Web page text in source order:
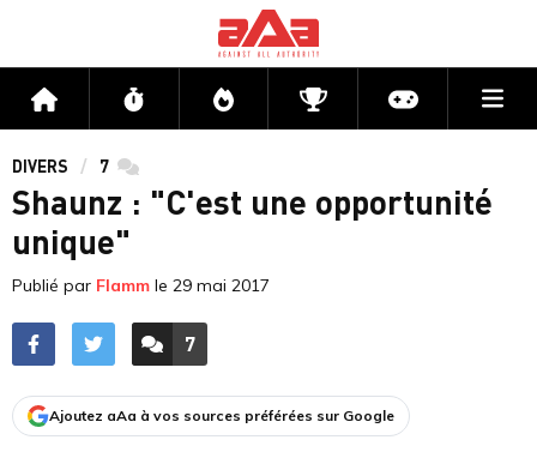
Accueil Flux Directs CompétitionsActu jeux
DIVERS 7 commentaires
Shaunz : "C'est une opportunité
unique"
Publié par Flamm le 29 mai 2017
ACCÉDER AUX
7
COMMENTAIRES
Ajoutez aAa à vos sources préférées sur Google